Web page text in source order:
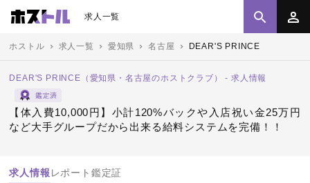
求人一覧
ホストル 求人一覧 愛知県 名古屋 DEAR'S PRINCE
DEAR'S PRINCE（愛知県・名古屋のホストクラブ） - 求人情報
【体入費10,000円】小計120%バックや入店祝い金25万円
など大手グループだから出来る給料システムを完備！！
求人情報 レポート 鑑定証